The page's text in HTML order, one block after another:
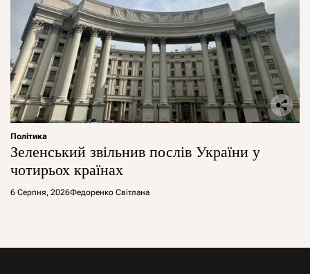
Політика
Зеленський звільнив послів України у
чотирьох країнах
6 Серпня, 2026Федоренко Світлана